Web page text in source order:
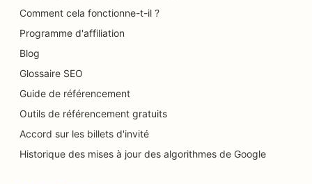
SEO pour les restaurants décontractés
SEO pour les magasins de tapis et de
SEO pour les stations-service
SEO pour les concessionnaires automobiles
SEO pour les services de nettoyage
SEO pour les chiropracteurs
Comment cela fonctionne-t-il ?
Programme d'affiliation
Blog
Glossaire SEO
Guide de référencement
Outils de référencement gratuits
Accord sur les billets d'invité
Historique des mises à jour des algorithmes de Google